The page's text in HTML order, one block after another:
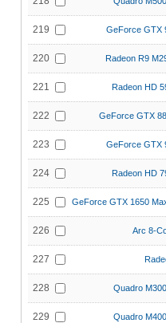
219 GeForce GTX
220 Radeon R9
221 Radeon HD
222 GeForce GTX
223 GeForce GTX
224 Radeon HD
225 GeForce GTX 1650
226 Arc 8-
227
228 Quadro
229 Quadro